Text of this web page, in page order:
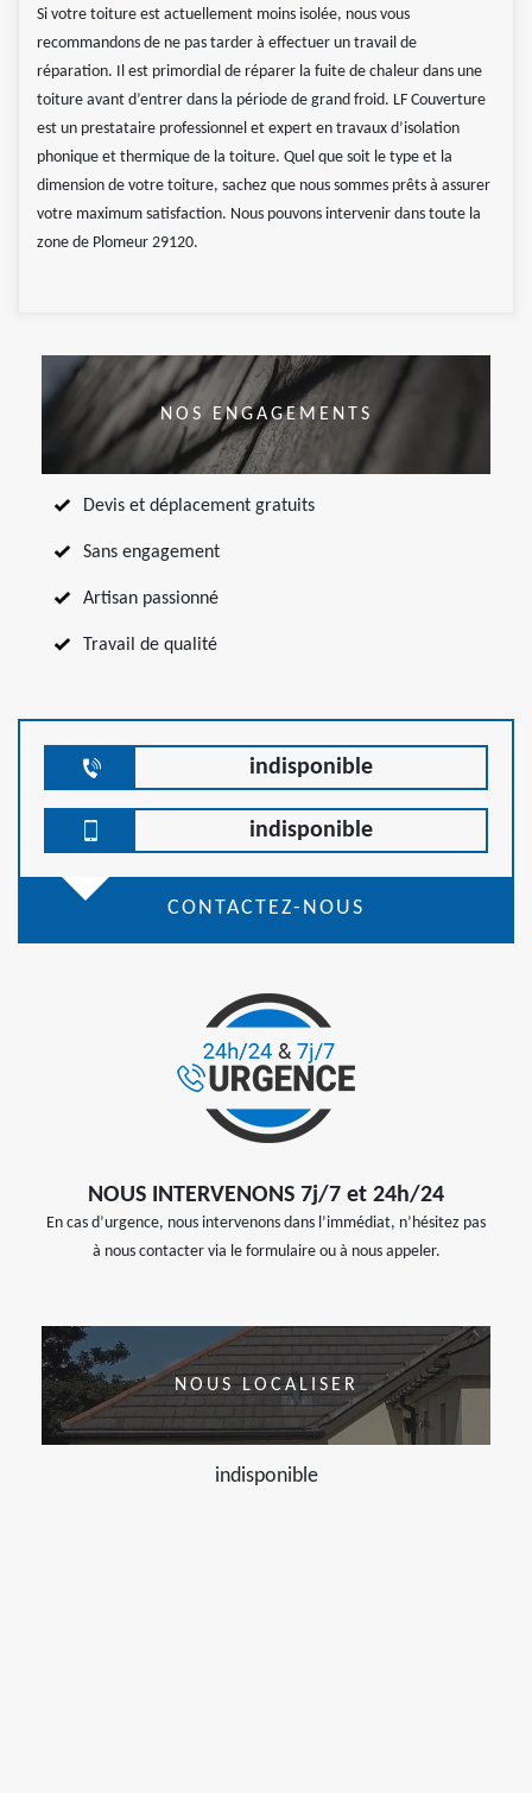
Si votre toiture est actuellement moins isolée, nous vous
recommandons de ne pas tarder à effectuer un travail de
réparation. Il est primordial de réparer la fuite de chaleur dans une
toiture avant d’entrer dans la période de grand froid. LF Couverture
est un prestataire professionnel et expert en travaux d’isolation
phonique et thermique de la toiture. Quel que soit le type et la
dimension de votre toiture, sachez que nous sommes prêts à assurer
votre maximum satisfaction. Nous pouvons intervenir dans toute la
zone de Plomeur 29120.
NOS ENGAGEMENTS
Devis et déplacement gratuits
Sans engagement
Artisan passionné
Travail de qualité
indisponible
indisponible
CONTACTEZ-NOUS
NOUS INTERVENONS 7j/7 et 24h/24
En cas d’urgence, nous intervenons dans l’immédiat, n’hésitez pas
à nous contacter via le formulaire ou à nous appeler.
NOUS LOCALISER
indisponible